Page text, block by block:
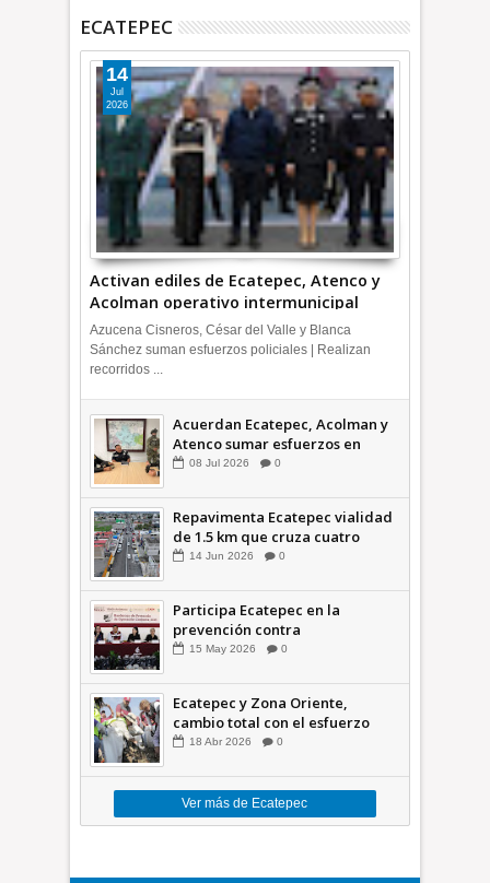
ECATEPEC
Activan ediles de Ecatepec, Atenco y
Acolman operativo intermunicipal
14
Jul
2026
Azucena Cisneros, César del Valle y Blanca
Sánchez suman esfuerzos policiales | Realizan
recorridos ...
Acuerdan Ecatepec, Acolman y
Atenco sumar esfuerzos en
seguridad
08 Jul 2026 0
Repavimenta Ecatepec vialidad
de 1.5 km que cruza cuatro
comunidades +Video
14 Jun 2026 0
Participa Ecatepec en la
prevención contra
inundaciones en el Valle de
15 May 2026 0
Ecatepec y Zona Oriente,
cambio total con el esfuerzo
conjunto: Azucena; retiran 21
18 Abr 2026 0
Ver más de Ecatepec